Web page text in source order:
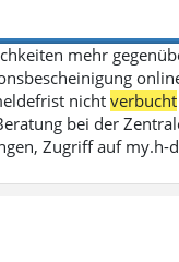
mehr
nichtverbucht
bei der
Zugriff auf